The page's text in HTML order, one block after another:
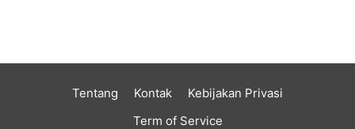
Tentang Kontak
Kebijakan Privasi
Term of Service